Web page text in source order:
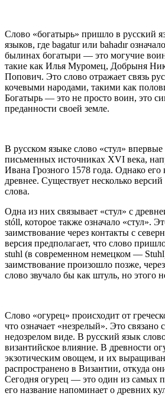
Слово «богатырь» пришло в русский
языков, где bagatur или bahadır
былинах богатыри — это могучие
такие как Илья Муромец, Добрыня
Попович. Это слово отражает связь
кочевыми народами, такими как
Богатырь — это не просто воин, это
преданности своей земле.
В русском языке слово «стул» впервые
письменных источниках XVI века,
Ивана Грозного 1578 года. Однако его
древнее. Существует несколько
слова.
Одна из них связывает «стул» с
stóll, которое также означало «стул».
заимствование через контакты с
версия предполагает, что слово
stuhl (в современном немецком —
заимствование произошло позже,
слово звучало бы как штуль, но этого
Слово «огурец» происходит от
что означает «незрелый». Это связано
недозрелом виде. В русский язык
византийское влияние. В древности
экзотическим овощем, и их
распространено в Византии, откуда
Сегодня огурец — это один из самых
его название напоминает о древних